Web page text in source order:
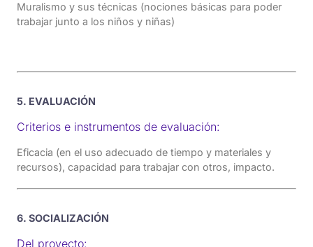
Muralismo y sus técnicas (nociones básicas para poder
trabajar junto a los niños y niñas)
5. EVALUACIÓN
Criterios e instrumentos de evaluación:
Eficacia (en el uso adecuado de tiempo y materiales y
recursos), capacidad para trabajar con otros, impacto.
6. SOCIALIZACIÓN
Del proyecto: